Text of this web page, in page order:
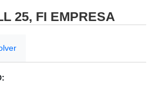
25, FI EMPRESA